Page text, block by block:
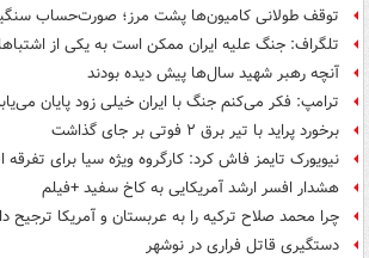
توقف طولانی کامیون‌ها پشت مرز؛ صورت‌حساب
تلگراف: جنگ علیه ایران ممکن است به یکی از
آنچه رهبر شهید سال‌ها پیش دیده بودند
ترامپ: فکر می‌کنم جنگ با ایران خیلی زود پایان
برخورد پراید با تیر برق ۲ فوتی بر جای گذاشت
نیویورک تایمز فاش کرد: کارگروه ویژه سیا برای تفرقه
هشدار افسر ارشد آمریکایی به کاخ سفید +فیلم
چرا محمد صلاح ترکیه را به عربستان و آمریکا ترجیح
دستگیری قاتل فراری در نوشهر